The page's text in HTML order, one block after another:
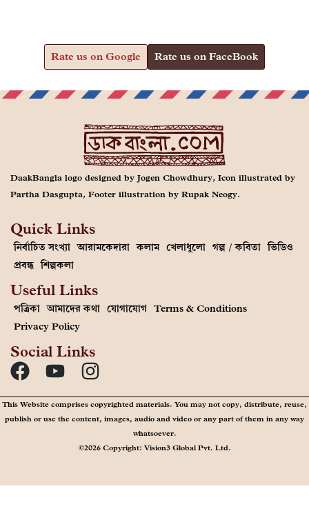
Rate us on Google Rate us on FaceBook
DaakBangla logo designed by Jogen Chowdhury, Icon illustrated by
Partha Dasgupta, Footer illustration by Rupak Neogy.
Quick Links
নির্বাচিত সংখ্যা আরামকেদারা কলাম খেলাধুলো গল্প / কবিতা ভিডিও
প্রবন্ধ শিল্পকলা
Useful Links
পত্রিকা আমাদের কথা যোগাযোগ Terms & Conditions
Privacy Policy
Social Links
This Website comprises copyrighted materials. You may not copy, distribute, reuse,
publish or use the content, images, audio and video or any part of them in any way
whatsoever.
©2026 Copyright: Vision3 Global Pvt. Ltd.